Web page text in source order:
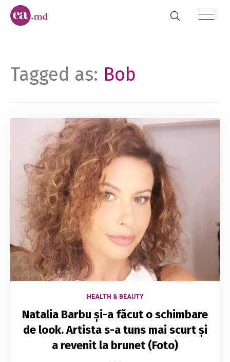
Tagged as: Bob
HEALTH & BEAUTY
Natalia Barbu și-a făcut o schimbare
de look. Artista s-a tuns mai scurt și
a revenit la brunet (Foto)